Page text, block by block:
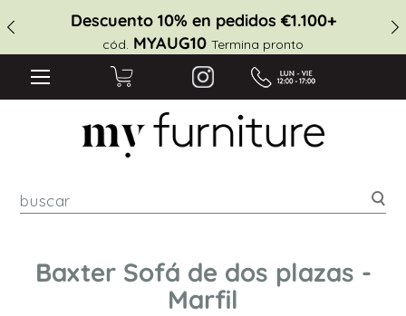
Descuento 10% en pedidos €1.100+
cód. MYAUG10 Termina pronto
Baxter Sofá de dos plazas -
Marfil